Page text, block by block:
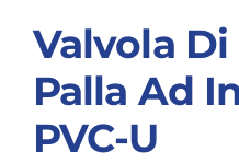
Valvola
Palla Ad
PVC-U